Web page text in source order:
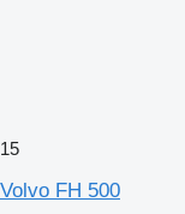
15
Volvo FH 500